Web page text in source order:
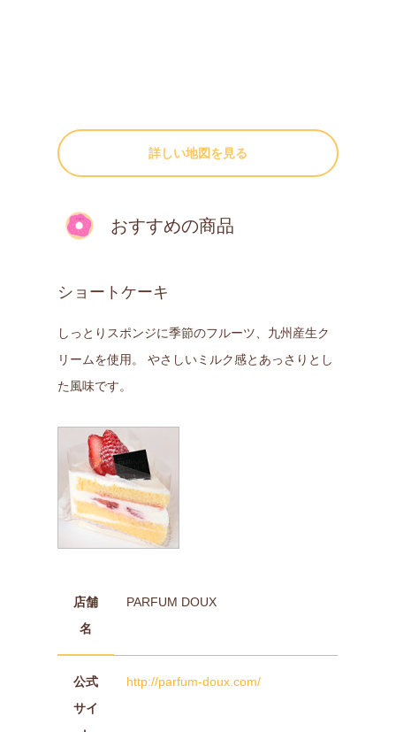
詳しい地図を見る
おすすめの商品
ショートケーキ
しっとりスポンジに季節のフルーツ、九州産生ク
リームを使用。 やさしいミルク感とあっさりとし
た風味です。
店舗
名
PARFUM DOUX
公式
サイ
http://parfum-doux.com/